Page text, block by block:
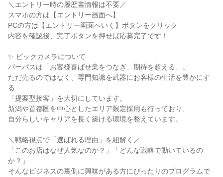
＼エントリー時の履歴書情報は不要／
スマホの方は【エントリー画面へ】
PCの方は【エントリー画面へいく】ボタンをクリック
内容を確認後、完了ボタンを押せば応募完了です！
✨ ビックカメラについて
パーパスは「お客様喜ばせ業をつなぎ、期待を超える」。
ただ売るのではなく、専門知識を武器にお客様の生活を豊かにす
る
「提案型接客」を大切にしています。
新潟や首都圏を中心としたエリア限定採用も行っており、
自分らしいキャリアを長く築ける環境を整えています。
＼戦略視点で「選ばれる理由」を紐解く／
「このお店はなぜ人気なのか？」「どんな戦略で動いているの
か？」
そんなビジネスの裏側に興味がある方にぴったりのプログラムで